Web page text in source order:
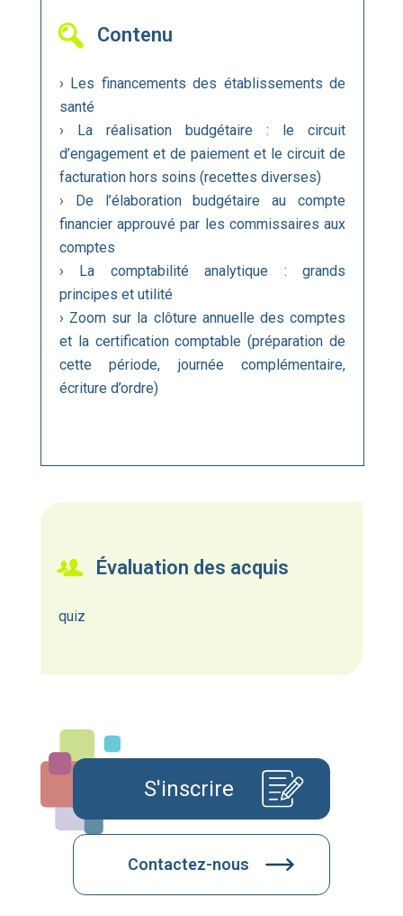
Contenu
› Les financements des établissements de
santé
› La réalisation budgétaire : le circuit
d’engagement et de paiement et le circuit de
facturation hors soins (recettes diverses)
› De l’élaboration budgétaire au compte
financier approuvé par les commissaires aux
comptes
› La comptabilité analytique : grands
principes et utilité
› Zoom sur la clôture annuelle des comptes
et la certification comptable (préparation de
cette période, journée complémentaire,
écriture d’ordre)
Évaluation des acquis
quiz
S'inscrire
Contactez-nous